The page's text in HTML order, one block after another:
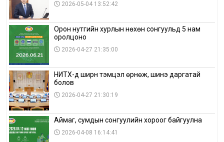
2026-05-04 13:52:42
Орон нутгийн хурлын нөхөн сонгуульд 5 нам
оролцоно
2026-04-27 21:35:00
НИТХ-д ширүүн тэмцэл өрнөж, шинэ даргатай
болов
2026-04-27 21:30:19
Аймаг, сумдын сонгуулийн хороог байгуулна
2026-04-08 16:14:41